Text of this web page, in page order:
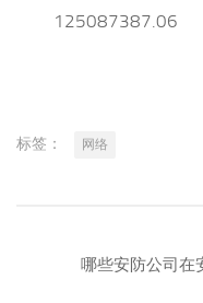
125087387.06
标签： 网络
哪些安防公司在